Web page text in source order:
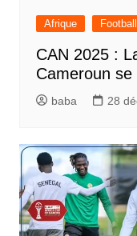
Afrique Football
CAN 2025 :
Cameroun
baba 28